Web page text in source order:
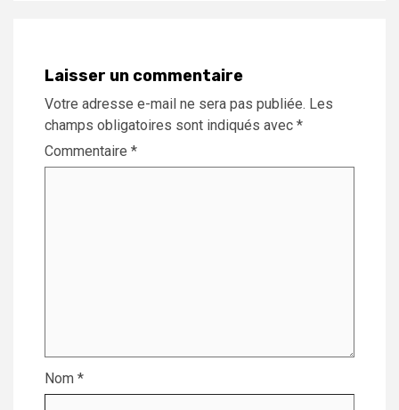
Laisser un commentaire
Votre adresse e-mail ne sera pas publiée. Les
champs obligatoires sont indiqués avec *
Commentaire *
Nom *